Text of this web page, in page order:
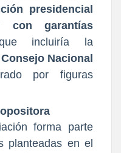
presidencial
con garantías
incluiría la
Consejo Nacional
por figuras
forma parte
planteadas en el